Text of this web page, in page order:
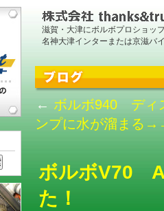
滋賀・大津にボルボプロショッ
名神大津インターまたは京滋バ
← ボルボ940 ディ
ンプに水が溜まる
ボルボV70
た！